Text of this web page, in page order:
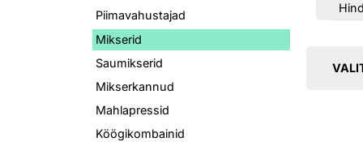
Piimavahustajad
Mikserid
Saumikserid
Mikserkannud
Mahlapressid
Köögikombainid
Hind